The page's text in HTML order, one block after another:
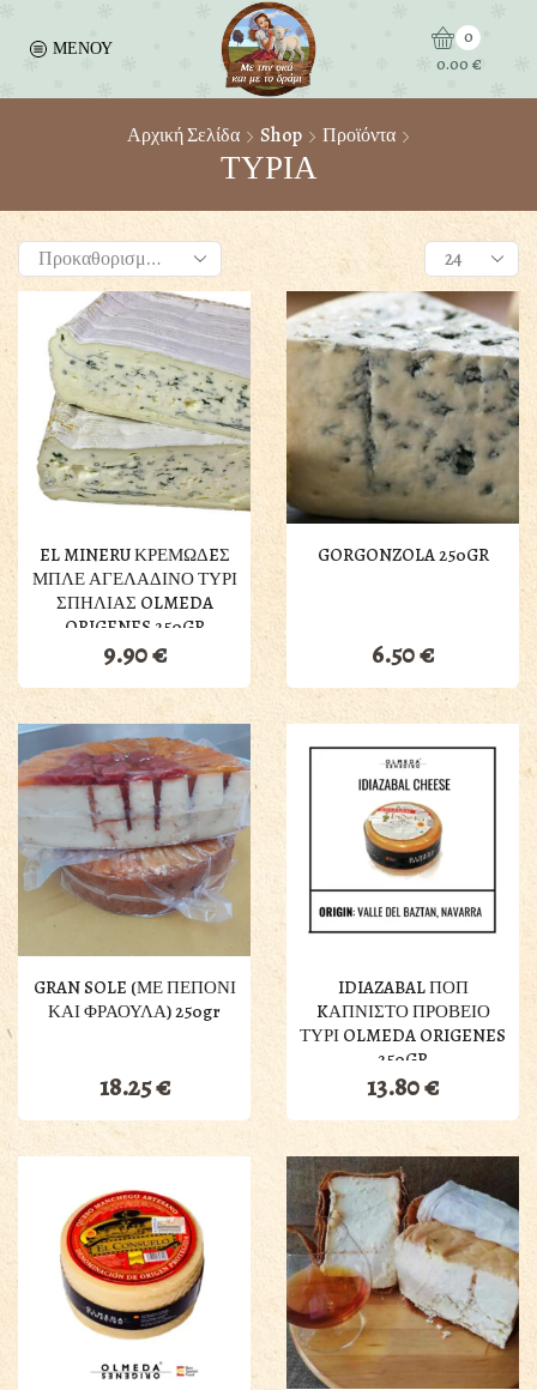
ΜΕΝΟΥ
0
0.00€
Αρχική Σελίδα Shop Προϊόντα
ΤΥΡΙΑ
Products
per
page
EL MINERU ΚΡΕΜΩΔEΣ
ΜΠΛΕ ΑΓΕΛΑΔΙΝΟ ΤΥΡΙ
ΣΠΗΛΙΑΣ OLMEDA
ORIGENES 250GR
9.90€
GORGONZOLA 250GR
6.50€
GRAN SOLE (ΜΕ ΠΕΠΟΝΙ
ΚΑΙ ΦΡΑΟΥΛΑ) 250gr
18.25€
IDIAZABAL ΠΟΠ
KΑΠΝΙΣΤΟ ΠΡΟΒΕΙΟ
ΤΥΡΙ OLMEDA ORIGENES
250GR
13.80€